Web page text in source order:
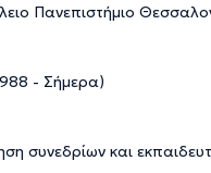
Πανεπιστήμιο
- Σήμερα)
συνεδρίων και